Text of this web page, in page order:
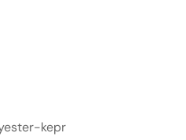
kepr